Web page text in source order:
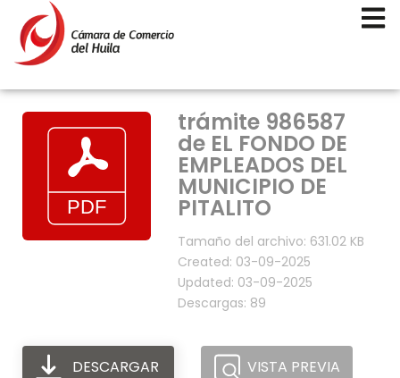
trámite 986587
de EL FONDO DE
EMPLEADOS DEL
MUNICIPIO DE
PITALITO
Tamaño del archivo: 631.02 KB
Created: 03-09-2025
Updated: 03-09-2025
Descargas: 89
DESCARGAR VISTA PREVIA